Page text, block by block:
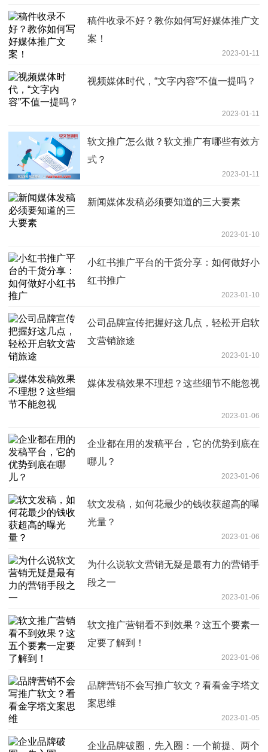
稿件收录不好？教你如何写好媒体推广文
案！
2023-01-11
视频媒体时代，“文字内容”不值一提吗？
2023-01-11
软文推广怎么做？软文推广有哪些有效方
式？
2023-01-11
新闻媒体发稿必须要知道的三大要素
2023-01-10
小红书推广平台的干货分享：如何做好小
红书推广
2023-01-10
公司品牌宣传把握好这几点，轻松开启软
文营销旅途
2023-01-10
媒体发稿效果不理想？这些细节不能忽视
2023-01-06
企业都在用的发稿平台，它的优势到底在
哪儿？
2023-01-06
软文发稿，如何花最少的钱收获超高的曝
光量？
2023-01-06
为什么说软文营销无疑是最有力的营销手
段之一
2023-01-06
软文推广营销看不到效果？这五个要素一
定要了解到！
2023-01-06
品牌营销不会写推广软文？看看金字塔文
案思维
2023-01-05
企业品牌破圈，先入圈：一个前提、两个